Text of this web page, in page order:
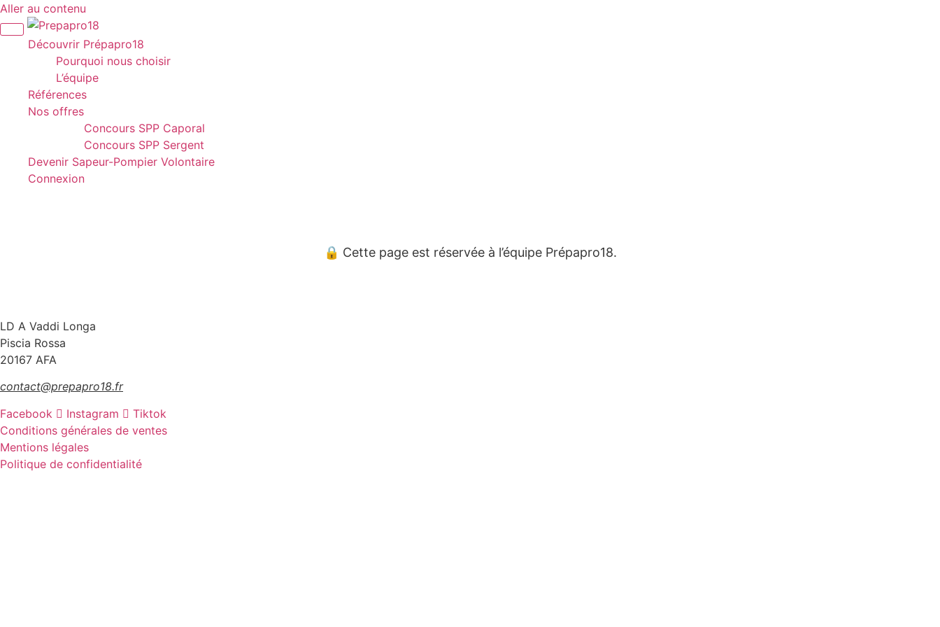
Aller au contenu
Découvrir Prépapro18
Pourquoi nous choisir
L’équipe
Références
Nos offres
Concours SPP Caporal
Concours SPP Sergent
Devenir Sapeur-Pompier Volontaire
Connexion
🔒 Cette page est réservée à l’équipe Prépapro18.
LD A Vaddi Longa
Piscia Rossa
20167 AFA
contact@prepapro18.fr
Facebook
Instagram
Tiktok
Conditions générales de ventes
Mentions légales
Politique de confidentialité
Panneau de gestion des cookies